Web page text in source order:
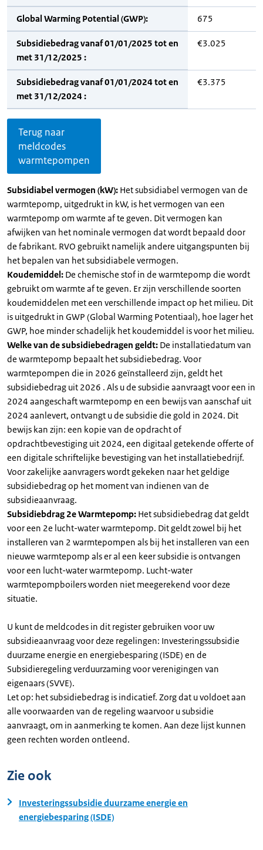
Global Warming Potential (GWP): 675
Subsidiebedrag vanaf 01/01/2025 tot en
met 31/12/2025 :
€3.025
Subsidiebedrag vanaf 01/01/2024 tot en
met 31/12/2024 :
€3.375
Terug naar
meldcodes
warmtepompen
Subsidiabel vermogen (kW): Het subsidiabel vermogen van de
warmtepomp, uitgedrukt in kW, is het vermogen van een
warmtepomp om warmte af te geven. Dit vermogen kan
afwijken van het nominale vermogen dat wordt bepaald door
de fabrikant. RVO gebruikt namelijk andere uitgangspunten bij
het bepalen van het subsidiabele vermogen.
Koudemiddel: De chemische stof in de warmtepomp die wordt
gebruikt om warmte af te geven. Er zijn verschillende soorten
koudemiddelen met een verschillende impact op het milieu. Dit
is uitgedrukt in GWP (Global Warming Potentiaal), hoe lager het
GWP, hoe minder schadelijk het koudemiddel is voor het milieu.
Welke van de subsidiebedragen geldt: De installatiedatum van
de warmtepomp bepaalt het subsidiebedrag. Voor
warmtepompen die in 2026 geïnstalleerd zijn, geldt het
subsidiebedrag uit 2026 . Als u de subsidie aanvraagt voor een in
2024 aangeschaft warmtepomp en een bewijs van aanschaf uit
2024 aanlevert, ontvangt u de subsidie die gold in 2024. Dit
bewijs kan zijn: een kopie van de opdracht of
opdrachtbevestiging uit 2024, een digitaal getekende offerte of
een digitale schriftelijke bevestiging van het installatiebedrijf.
Voor zakelijke aanvragers wordt gekeken naar het geldige
subsidiebedrag op het moment van indienen van de
subsidieaanvraag.
Subsidiebdrag 2e Warmtepomp: Het subsidiebedrag dat geldt
voor een 2e lucht-water warmtepomp. Dit geldt zowel bij het
installeren van 2 warmtepompen als bij het installeren van een
nieuwe warmtepomp als er al een keer subsidie is ontvangen
voor een lucht-water warmtepomp. Lucht-water
warmtepompboilers worden niet meegerekend voor deze
situatie.
U kunt de meldcodes in dit register gebruiken voor uw
subsidieaanvraag voor deze regelingen: Investeringssubsidie
duurzame energie en energiebesparing (ISDE) en de
Subsidieregeling verduurzaming voor verenigingen van
eigenaars (SVVE).
Let op: het subsidiebedrag is indicatief. Zorg dat u voldoet aan
alle voorwaarden van de regeling waarvoor u subsidie
aanvraagt, om in aanmerking te komen. Aan deze lijst kunnen
geen rechten worden ontleend.
Zie ook
Investeringssubsidie duurzame energie en
energiebesparing (ISDE)